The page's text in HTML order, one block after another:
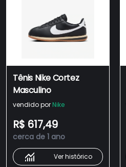
Tênis Nike Cortez
Masculino
vendido por Nike
R$ 617,49
cerca de 1 ano
Ver histórico